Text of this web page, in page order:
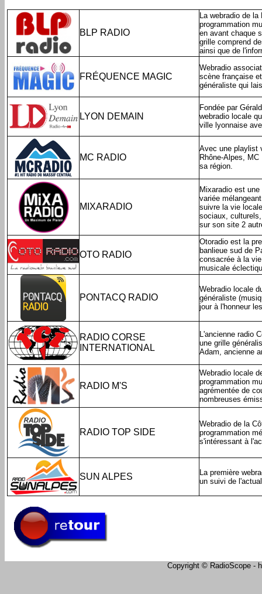
BLP RADIO
La webradio de
programmation
en avant chaque
grille comprend
ainsi que de
FRÉQUENCE MAGIC
Webradio
scène française
généraliste qui
LYON DEMAIN
Fondée par
webradio locale
ville lyonnaise
MC RADIO
Avec une playlist
Rhône-Alpes,
sa région.
MIXARADIO
Mixaradio est
variée
suivre la vie
sociaux,
sur son site 2
OTO RADIO
Otoradio est la
banlieue sud de
consacrée à la
musicale
PONTACQ RADIO
Webradio locale
généraliste
jour à l'honneur
RADIO CORSE
INTERNATIONAL
L'ancienne radio
une grille
Adam, ancienne
RADIO M'S
Webradio locale
programmation
agrémentée de
nombreuses
RADIO TOP SIDE
Webradio de la
programmation
s'intéressant à
SUN ALPES
La première
un suivi de
Copyright © RadioScope -